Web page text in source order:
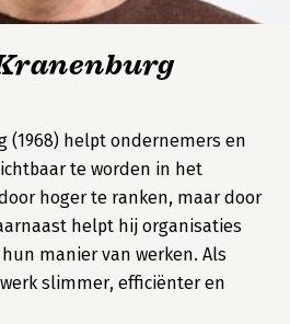
(1968) helpt ondernemers en
te worden in het
hoger te ranken, maar door
helpt hij organisaties
manier van werken. Als
slimmer, efficiënter en